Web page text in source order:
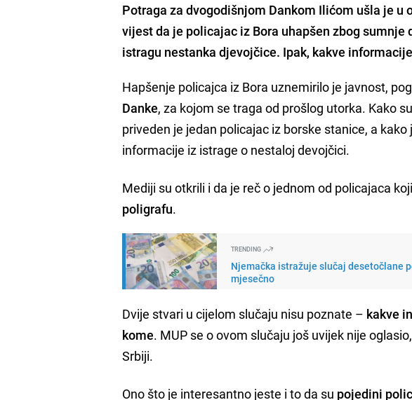
Potraga za dvogodišnjom Dankom Ilićom ušla je u
vijest da je policajac iz Bora uhapšen zbog
istragu nestanka djevojčice. Ipak, kakve
Hapšenje policajca iz Bora uznemirilo je javnost,
Danke, za kojom se traga od prošlog utorka. Kako
priveden je jedan policajac iz borske stanice, a
informacije iz istrage o nestaloj devojčici.
Mediji su otkrili i da je reč o jednom od policajaca
poligrafu.
TRENDING
Njemačka istražuje slučaj desetočlane
mjesečno
Dvije stvari u cijelom slučaju nisu poznate – kakve
kome. MUP se o ovom slučaju još uvijek nije
Srbiji.
Ono što je interesantno jeste i to da su pojedini